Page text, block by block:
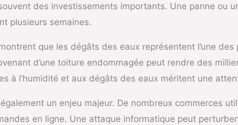
des investissements importants. Une panne ou
plusieurs semaines.
que les dégâts des eaux représentent l’une
d’une toiture endommagée peut rendre des
à l’humidité et aux dégâts des eaux méritent une
un enjeu majeur. De nombreux commerces
en ligne. Une attaque informatique peut